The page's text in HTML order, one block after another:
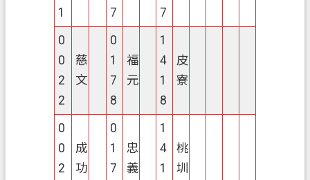
1
7
7
0
0
2
2
慈
文
0
1
7
8
福
元
1
4
1
8
皮
寮
0
0
2
成
功
0
1
7
忠
義
1
4
1
桃
圳